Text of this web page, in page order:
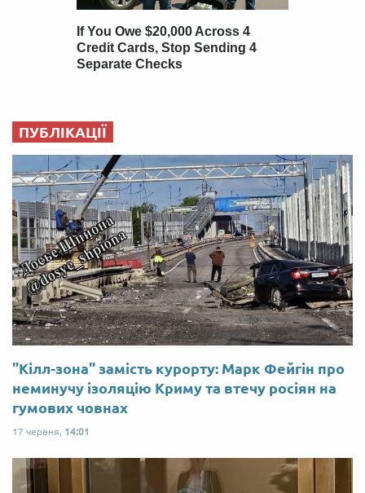
ПУБЛІКАЦІЇ
"Кілл-зона" замість курорту: Марк Фейгін про
неминучу ізоляцію Криму та втечу росіян на
гумових човнах
17 червня, 14:01